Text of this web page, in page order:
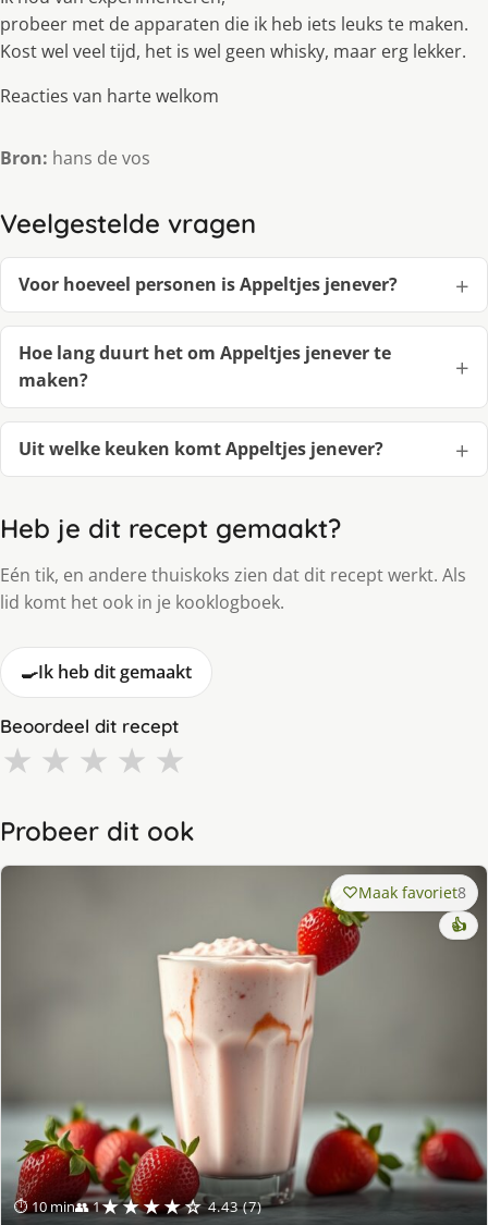
probeer met de apparaten die ik heb iets leuks te maken.
Kost wel veel tijd, het is wel geen whisky, maar erg lekker.
Reacties van harte welkom
Bron: hans de vos
Veelgestelde vragen
Voor hoeveel personen is Appeltjes jenever?
Hoe lang duurt het om Appeltjes jenever te
maken?
Uit welke keuken komt Appeltjes jenever?
Heb je dit recept gemaakt?
Eén tik, en andere thuiskoks zien dat dit recept werkt. Als
lid komt het ook in je kooklogboek.
🍳Ik heb dit gemaakt
Beoordeel dit recept
★ ★ ★ ★ ★
Probeer dit ook
⏱ 10 min👥 1★★★★☆ 4.43 (7)
Maak favoriet8
👍